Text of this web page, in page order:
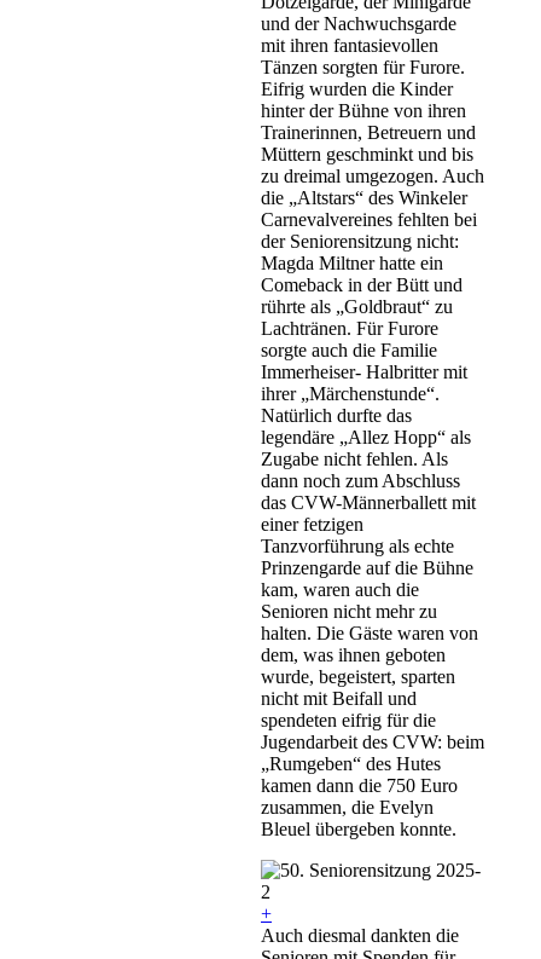
und der Nachwuchsgarde
mit ihren fantasievollen
Tänzen sorgten für Furore.
Eifrig wurden die Kinder
hinter der Bühne von ihren
Trainerinnen, Betreuern und
Müttern geschminkt und bis
zu dreimal umgezogen. Auch
die „Altstars“ des Winkeler
Carnevalvereines fehlten bei
der Seniorensitzung nicht:
Magda Miltner hatte ein
Comeback in der Bütt und
rührte als „Goldbraut“ zu
Lachtränen. Für Furore
sorgte auch die Familie
Immerheiser- Halbritter mit
ihrer „Märchenstunde“.
Natürlich durfte das
legendäre „Allez Hopp“ als
Zugabe nicht fehlen. Als
dann noch zum Abschluss
das CVW-Männerballett mit
einer fetzigen
Tanzvorführung als echte
Prinzengarde auf die Bühne
kam, waren auch die
Senioren nicht mehr zu
halten. Die Gäste waren von
dem, was ihnen geboten
wurde, begeistert, sparten
nicht mit Beifall und
spendeten eifrig für die
Jugendarbeit des CVW: beim
„Rumgeben“ des Hutes
kamen dann die 750 Euro
zusammen, die Evelyn
Bleuel übergeben konnte.
+
Auch diesmal dankten die